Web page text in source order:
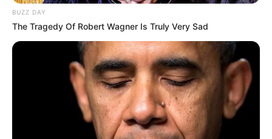
BUZZ DAY
The Tragedy Of Robert Wagner Is Truly Very Sad